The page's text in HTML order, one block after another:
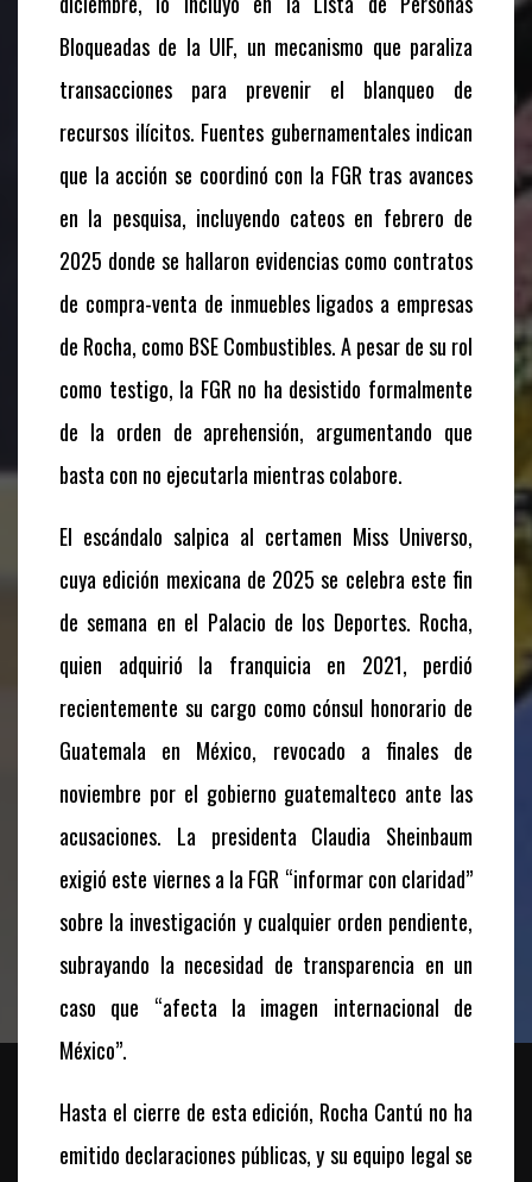
Bloqueadas de la UIF, un mecanismo que paraliza
transacciones para prevenir el blanqueo de
recursos ilícitos. Fuentes gubernamentales indican
que la acción se coordinó con la FGR tras avances
en la pesquisa, incluyendo cateos en febrero de
2025 donde se hallaron evidencias como contratos
de compra-venta de inmuebles ligados a empresas
de Rocha, como BSE Combustibles. A pesar de su rol
como testigo, la FGR no ha desistido formalmente
de la orden de aprehensión, argumentando que
basta con no ejecutarla mientras colabore.
El escándalo salpica al certamen Miss Universo,
cuya edición mexicana de 2025 se celebra este fin
de semana en el Palacio de los Deportes. Rocha,
quien adquirió la franquicia en 2021, perdió
recientemente su cargo como cónsul honorario de
Guatemala en México, revocado a finales de
noviembre por el gobierno guatemalteco ante las
acusaciones. La presidenta Claudia Sheinbaum
exigió este viernes a la FGR “informar con claridad”
sobre la investigación y cualquier orden pendiente,
subrayando la necesidad de transparencia en un
caso que “afecta la imagen internacional de
México”.
Hasta el cierre de esta edición, Rocha Cantú no ha
emitido declaraciones públicas, y su equipo legal se